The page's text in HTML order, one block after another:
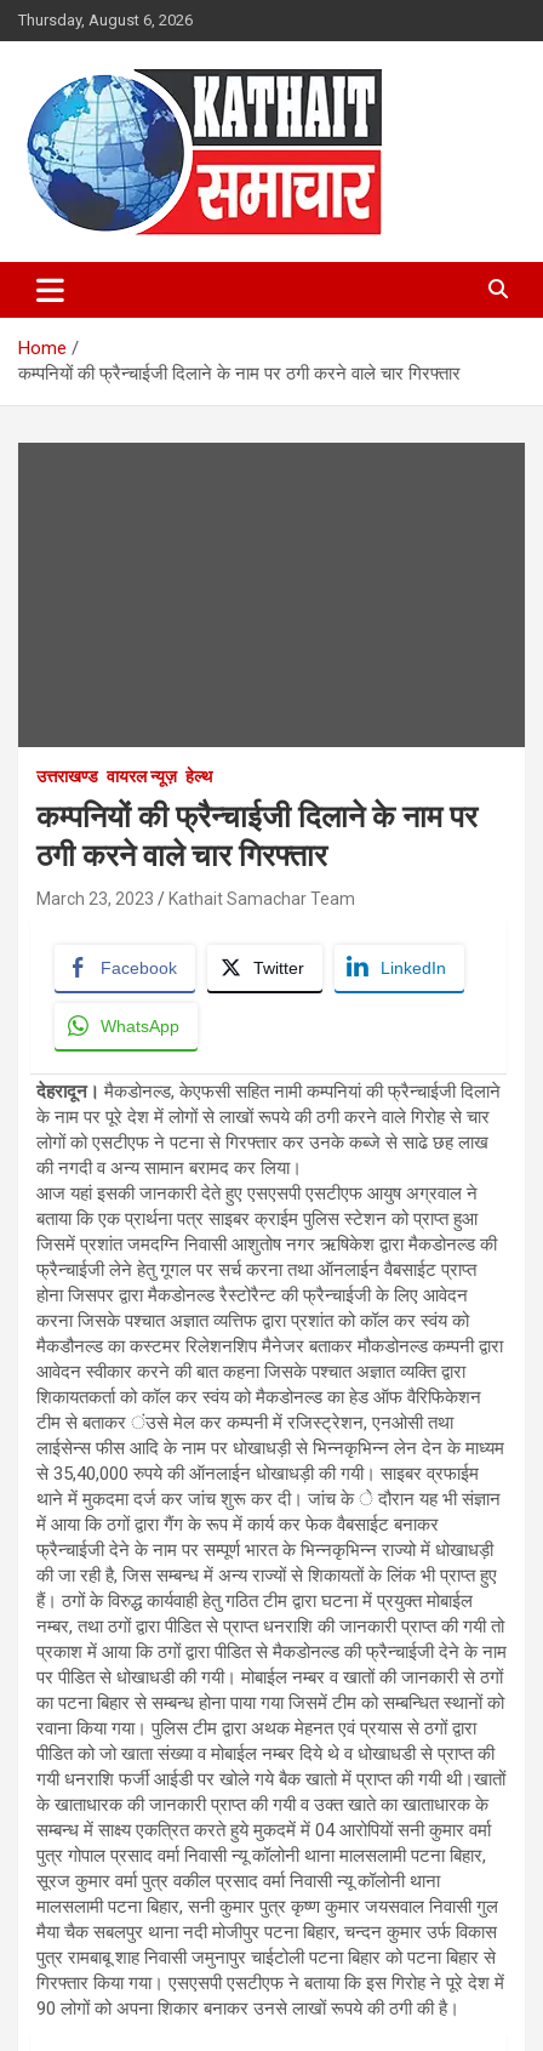
Skip
to
Thursday, August 6, 2026
Kathait Samachar – Latest
Uttarakhand News in Hindi,
Uttarakhand News Headlines
Home
कम्पनियों की फ्रैन्चाईजी दिलाने के नाम पर ठगी करने वाले चार गिरफ्तार
उत्तराखण्ड वायरल न्यूज़ हेल्थ
कम्पनियों की फ्रैन्चाईजी दिलाने के नाम पर
ठगी करने वाले चार गिरफ्तार
March 23, 2023 Kathait Samachar Team
Facebook Twitter LinkedIn
WhatsApp
देहरादून। मैकडोनल्ड, केएफसी सहित नामी कम्पनियां की फ्रैन्चाईजी दिलाने
के नाम पर पूरे देश में लोगों से लाखों रूपये की ठगी करने वाले गिरोह से चार
लोगों को एसटीएफ ने पटना से गिरफ्तार कर उनके कब्जे से साढे छह लाख
की नगदी व अन्य सामान बरामद कर लिया।
आज यहां इसकी जानकारी देते हुए एसएसपी एसटीएफ आयुष अग्रवाल ने
बताया कि एक प्रार्थना पत्र साइबर क्राईम पुलिस स्टेशन को प्राप्त हुआ
जिसमें प्रशांत जमदग्नि निवासी आशुतोष नगर ऋषिकेश द्वारा मैकडोनल्ड की
फ्रैन्चाईजी लेने हेतु गूगल पर सर्च करना तथा ऑनलाईन वैबसाईट प्राप्त
होना जिसपर द्वारा मैकडोनल्ड रैस्टोरैन्ट की फ्रैन्चाईजी के लिए आवेदन
करना जिसके पश्चात अज्ञात व्यत्तिफ द्वारा प्रशांत को कॉल कर स्वंय को
मैकडौनल्ड का कस्टमर रिलेशनशिप मैनेजर बताकर मौकडोनल्ड कम्पनी द्वारा
आवेदन स्वीकार करने की बात कहना जिसके पश्चात अज्ञात व्यक्ति द्वारा
शिकायतकर्ता को कॉल कर स्वंय को मैकडोनल्ड का हेड ऑफ वैरिफिकेशन
टीम से बताकर ंउसे मेल कर कम्पनी में रजिस्ट्रेशन, एनओसी तथा
लाईसेन्स फीस आदि के नाम पर धोखाधड़ी से भिन्नकृभिन्न लेन देन के माध्यम
से 35,40,000 रुपये की ऑनलाईन धोखाधड़ी की गयी। साइबर व्रफाईम
थाने में मुकदमा दर्ज कर जांच शुरू कर दी। जांच के े दौरान यह भी संज्ञान
में आया कि ठगों द्वारा गैंग के रूप में कार्य कर फेक वैबसाईट बनाकर
फ्रैन्चाईजी देने के नाम पर सम्पूर्ण भारत के भिन्नकृभिन्न राज्यो में धोखाधड़ी
की जा रही है, जिस सम्बन्ध में अन्य राज्यों से शिकायतों के लिंक भी प्राप्त हुए
हैं। ठगों के विरुद्ध कार्यवाही हेतु गठित टीम द्वारा घटना में प्रयुक्त मोबाईल
नम्बर, तथा ठगों द्वारा पीडित से प्राप्त धनराशि की जानकारी प्राप्त की गयी तो
प्रकाश में आया कि ठगों द्वारा पीडित से मैकडोनल्ड की फ्रैन्चाईजी देने के नाम
पर पीडित से धोखाधडी की गयी। मोबाईल नम्बर व खातों की जानकारी से ठगों
का पटना बिहार से सम्बन्ध होना पाया गया जिसमें टीम को सम्बन्धित स्थानों को
रवाना किया गया। पुलिस टीम द्वारा अथक मेहनत एवं प्रयास से ठगों द्वारा
पीडित को जो खाता संख्या व मोबाईल नम्बर दिये थे व धोखाधडी से प्राप्त की
गयी धनराशि फर्जी आईडी पर खोले गये बैक खातो में प्राप्त की गयी थी।खातों
के खाताधारक की जानकारी प्राप्त की गयी व उक्त खाते का खाताधारक के
सम्बन्ध में साक्ष्य एकत्रित करते हुये मुकदमें में 04 आरोपियों सनी कुमार वर्मा
पुत्र गोपाल प्रसाद वर्मा निवासी न्यू कॉलोनी थाना मालसलामी पटना बिहार,
सूरज कुमार वर्मा पुत्र वकील प्रसाद वर्मा निवासी न्यू कॉलोनी थाना
मालसलामी पटना बिहार, सनी कुमार पुत्र कृष्ण कुमार जयसवाल निवासी गुल
मैया चैक सबलपुर थाना नदी मोजीपुर पटना बिहार, चन्दन कुमार उर्फ विकास
पुत्र रामबाबू शाह निवासी जमुनापुर चाईटोली पटना बिहार को पटना बिहार से
गिरफ्तार किया गया। एसएसपी एसटीएफ ने बताया कि इस गिरोह ने पूरे देश में
90 लोगों को अपना शिकार बनाकर उनसे लाखों रूपये की ठगी की है।